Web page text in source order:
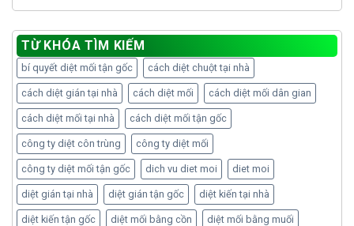
TỪ KHÓA TÌM KIẾM
bí quyết diệt mối tận gốc cách diệt chuột tại nhà
cách diệt gián tại nhà cách diệt mối cách diệt mối dân gian
cách diệt mối tại nhà cách diệt mối tận gốc
công ty diệt côn trùng công ty diệt mối
công ty diệt mối tận gốc dich vu diet moi diet moi
diệt gián tại nhà diệt gián tận gốc diệt kiến tại nhà
diệt kiến tận gốc diệt mối bằng cồn diệt mối bằng muối